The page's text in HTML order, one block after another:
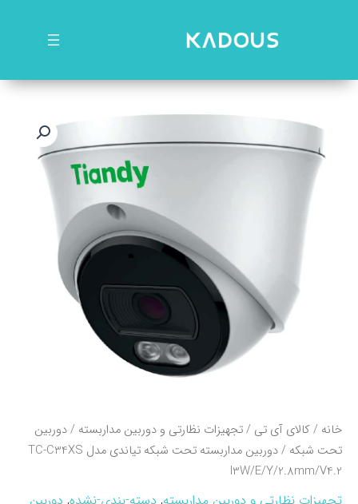
خانه /کالای آی تی /تجهیزات نظارتی و دوربین مداربسته /دوربین
تحت شبکه
/ دوربین مداربسته تحت شبکه تیاندی مدل TC-C34XS
I3W/E/Y/2.8mm/V4.2